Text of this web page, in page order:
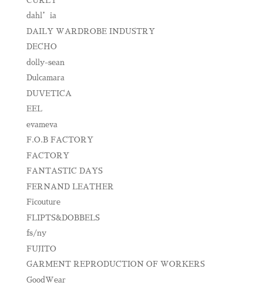
dahl’ia
DAILY WARDROBE INDUSTRY
DECHO
dolly-sean
Dulcamara
DUVETICA
EEL
evameva
F.O.B FACTORY
FACTORY
FANTASTIC DAYS
FERNAND LEATHER
Ficouture
FLIPTS&DOBBELS
fs/ny
FUJITO
GARMENT REPRODUCTION OF WORKERS
GoodWear